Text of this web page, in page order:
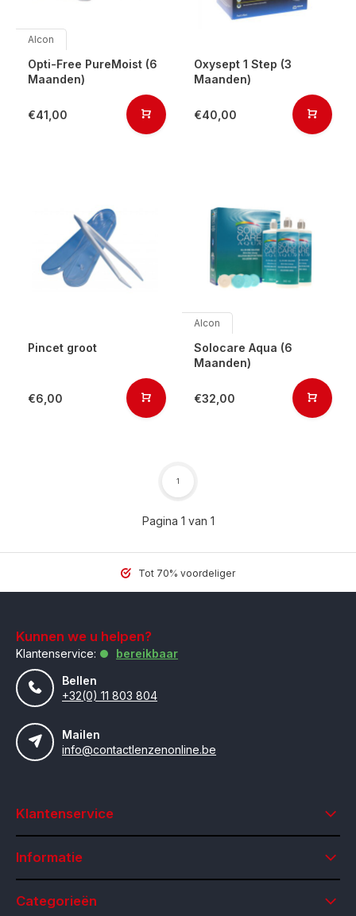
Alcon
Opti-Free PureMoist (6
Maanden)
€41,00
Oxysept 1 Step (3
Maanden)
€40,00
Pincet groot
€6,00
Alcon
Solocare Aqua (6
Maanden)
€32,00
Pagina 1 van 1
1
Tot 70% voordeliger
Kunnen we u helpen?
Klantenservice:
bereikbaar
Bellen
+32(0) 11 803 804
Mailen
info@contactlenzenonline.be
Klantenservice
Informatie
Categorieën